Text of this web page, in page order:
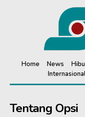
Home News
Tentang Opsi